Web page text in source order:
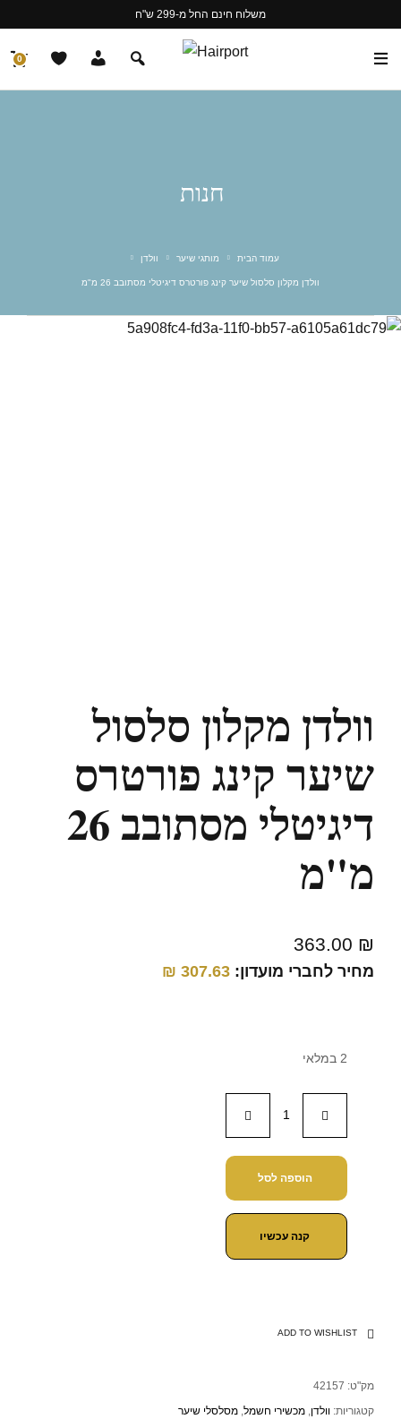
משלוח חינם החל מ-299 ש"ח
0
חנות
עמוד הבית מותגי שיער וולדן
וולדן מקלון סלסול שיער קינג פורטרס דיגיטלי מסתובב 26 מ"מ
וולדן מקלון סלסול
שיער קינג פורטרס
דיגיטלי מסתובב 26
מ"מ
363.00 ₪
מחיר לחברי מועדון: 307.63
₪
2 במלאי
הוספה לסל
קנה עכשיו
ADD TO WISHLIST
מק"ט: 42157
קטגוריות: וולדן, מכשירי חשמל, מסלסלי שיער